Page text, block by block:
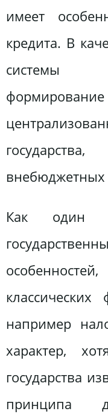
имеет
кредита. В
системы
Как один
классических
например
характер,
государства
принципа